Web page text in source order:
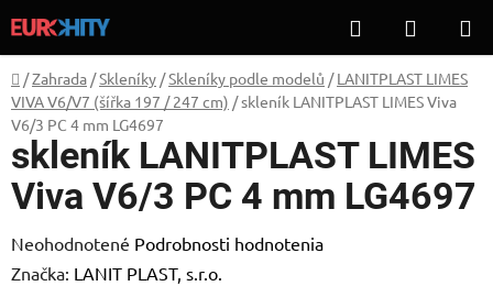
na
obsah
Hľadať
KOŠÍK
Domov
/Zahrada /Skleníky /Skleníky podle modelů / LANITPLAST LIMES
VIVA V6/V7 (šířka 197 / 247 cm) /skleník LANITPLAST LIMES Viva
V6/3 PC 4 mm LG4697
skleník LANITPLAST LIMES
Viva V6/3 PC 4 mm LG4697
Priemerné
hodnotenie
Neohodnotené Podrobnosti hodnotenia
Značka: LANIT PLAST, s.r.o.